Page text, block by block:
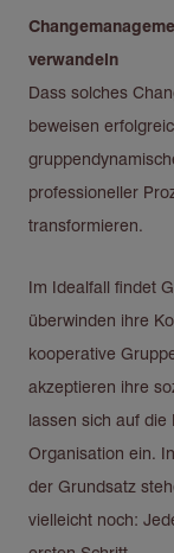
verwandeln
Dass solches
beweisen
professioneller
transformieren.
Im Idealfall findet
überwinden ihre
kooperative
akzeptieren ihre
lassen sich auf
Organisation ein.
der Grundsatz
vielleicht noch: